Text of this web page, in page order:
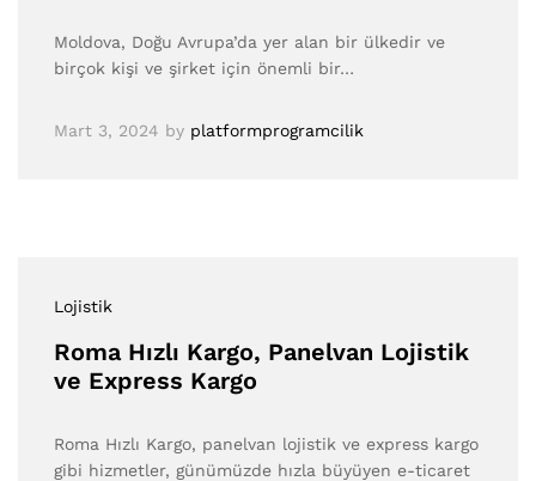
Moldova, Doğu Avrupa’da yer alan bir ülkedir ve
birçok kişi ve şirket için önemli bir…
Mart 3, 2024 by platformprogramcilik
Lojistik
Roma Hızlı Kargo, Panelvan Lojistik
ve Express Kargo
Roma Hızlı Kargo, panelvan lojistik ve express kargo
gibi hizmetler, günümüzde hızla büyüyen e-ticaret